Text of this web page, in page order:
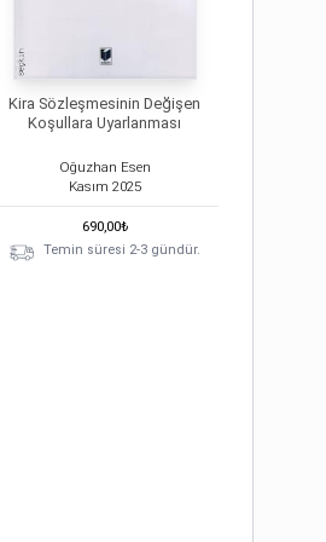
Kira Sözleşmesinin Değişen
Koşullara Uyarlanması
Oğuzhan Esen
Kasım 2025
690,00₺
Temin süresi 2-3 gündür.